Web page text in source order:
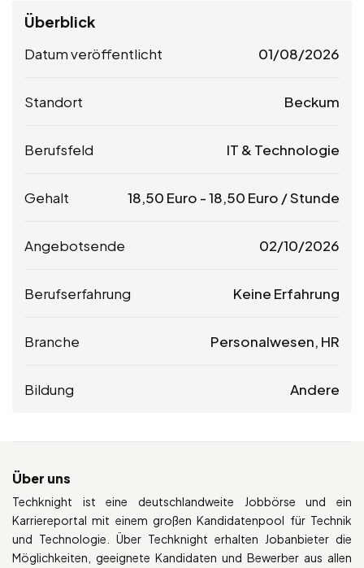
Überblick
Datum veröffentlicht 01/08/2026
Standort Beckum
Berufsfeld IT & Technologie
Gehalt 18,50 Euro -18,50 Euro / Stunde
Angebotsende 02/10/2026
Berufserfahrung Keine Erfahrung
Branche Personalwesen, HR
Bildung Andere
Über uns
Techknight ist eine deutschlandweite Jobbörse und ein
Karriereportal mit einem großen Kandidatenpool für Technik
und Technologie. Über Techknight erhalten Jobanbieter die
Möglichkeiten, geeignete Kandidaten und Bewerber aus allen